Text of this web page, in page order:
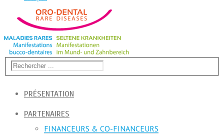
PRÉSENTATION
PARTENAIRES
FINANCEURS & CO-FINANCEURS